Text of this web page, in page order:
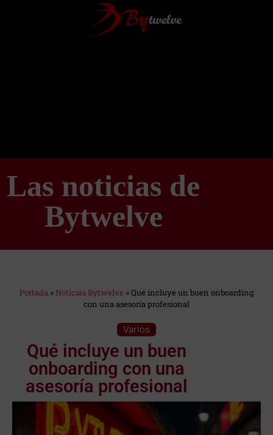
Las noticias de
Bytwelve
Portada »Notícias Bytwelve »Qué incluye un buen onboarding
con una asesoría profesional
Varios
Qué incluye un buen
onboarding con una
asesoría profesional